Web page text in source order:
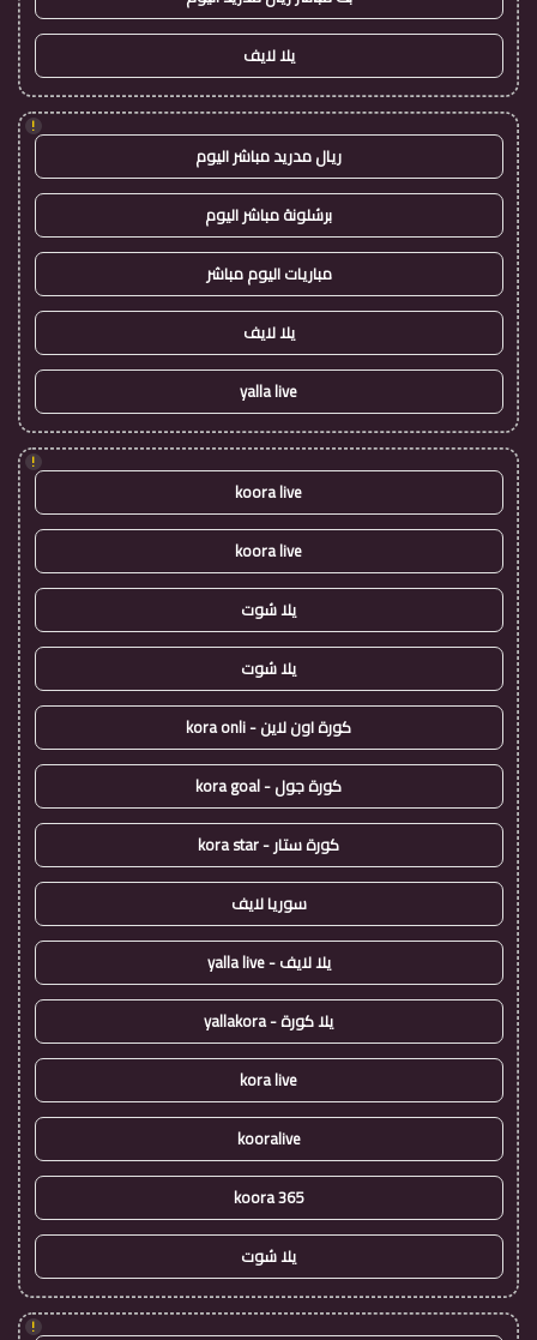
يلا لايف
!
ريال مدريد مباشر اليوم
برشلونة مباشر اليوم
مباريات اليوم مباشر
يلا لايف
yalla live
!
koora live
koora live
يلا شوت
يلا شوت
كورة اون لاين - kora onli
كورة جول - kora goal
كورة ستار - kora star
سوريا لايف
يلا لايف - yalla live
يلا كورة - yallakora
kora live
kooralive
koora 365
يلا شوت
!